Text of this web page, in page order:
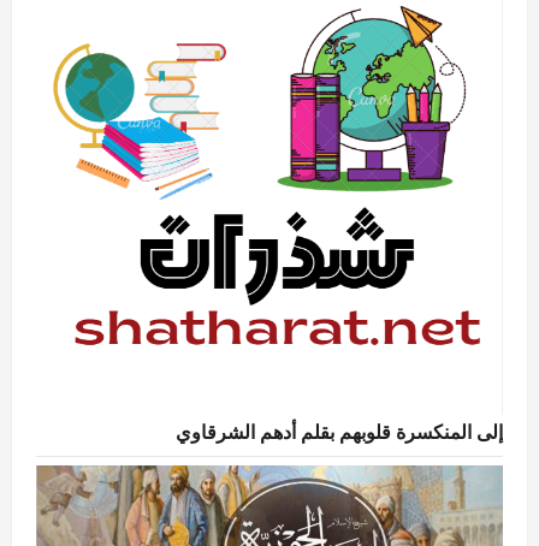
إلى المنكسرة قلوبهم بقلم أدهم الشرقاوي